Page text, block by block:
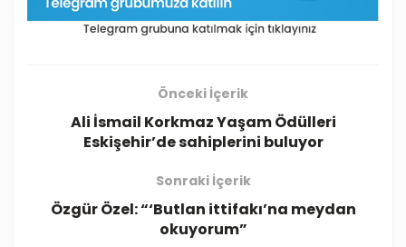
Önceki İçerik
Ali İsmail Korkmaz Yaşam Ödülleri
Eskişehir’de sahiplerini buluyor
Sonraki İçerik
Özgür Özel: “‘Butlan ittifakı’na meydan
okuyorum”